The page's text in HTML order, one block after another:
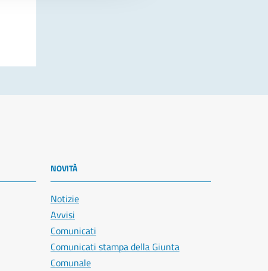
NOVITÀ
Notizie
Avvisi
Comunicati
Comunicati stampa della Giunta
Comunale